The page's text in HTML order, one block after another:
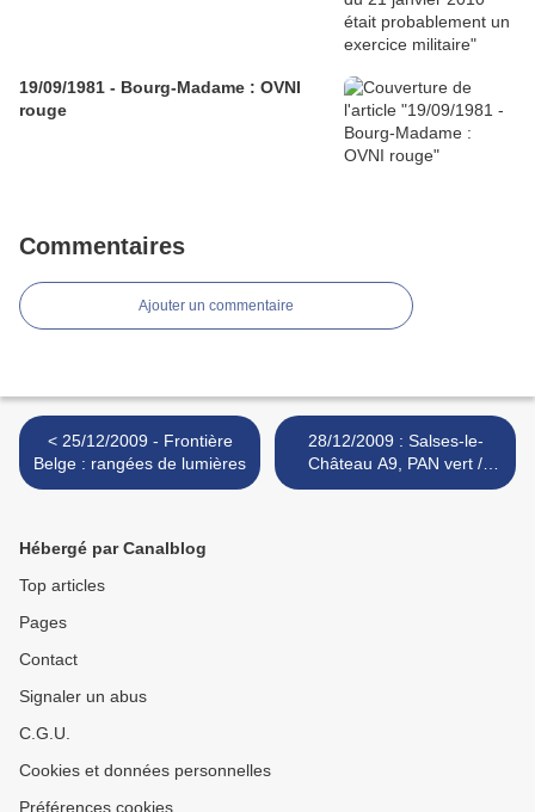
19/09/1981 - Bourg-Madame : OVNI
rouge
Commentaires
Ajouter un commentaire
< 25/12/2009 - Frontière
Belge : rangées de lumières
28/12/2009 : Salses-le-
Château A9, PAN vert /
jaune >
Hébergé par Canalblog
Top articles
Pages
Contact
Signaler un abus
C.G.U.
Cookies et données personnelles
Préférences cookies